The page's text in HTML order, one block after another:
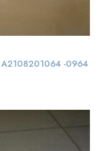
A2108201064 -0964